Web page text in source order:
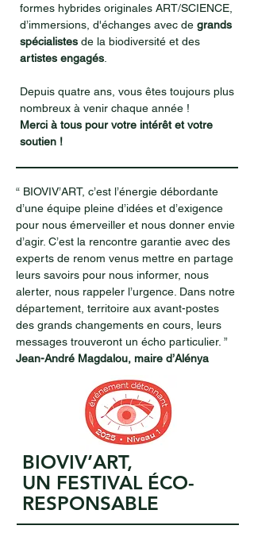
formes hybrides originales ART/SCIENCE,
d’immersions, d'échanges avec de grands
spécialistes de la biodiversité et des
artistes engagés
Depuis quatre ans, vous êtes toujours plus
nombreux à venir chaque année !
Merci à tous pour votre intérêt et votre
soutien !
“ BIOVIV’ART, c’est l’énergie débordante
d’une équipe pleine d’idées et d’exigence
pour nous émerveiller et nous donner envie
d’agir. C’est la rencontre garantie avec des
experts de renom venus mettre en partage
leurs savoirs pour nous informer, nous
alerter, nous rappeler l’urgence. Dans notre
département, territoire aux avant-postes
des grands changements en cours, leurs
messages trouveront un écho particulier. ”
Jean-André Magdalou, maire d’Alénya​
BIOVIV’ART,
UN FESTIVAL ÉCO-
RESPONSABLE